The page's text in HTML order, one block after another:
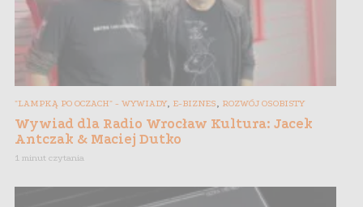
"LAMPKĄ PO OCZACH" - WYWIADY, E-BIZNES ROZWÓJ OSOBISTY
Wywiad dla Radio Wrocław Kultura: Jacek
Antczak & Maciej Dutko
1 minut czytania